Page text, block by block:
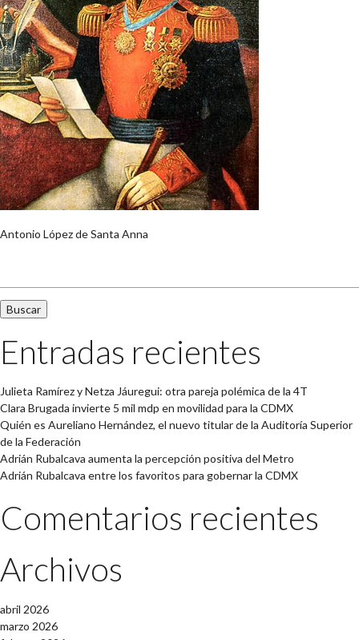
Antonio López de Santa Anna
Entradas recientes
Julieta Ramírez y Netza Jáuregui: otra pareja polémica de la 4T
Clara Brugada invierte 5 mil mdp en movilidad para la CDMX
Quién es Aureliano Hernández, el nuevo titular de la Auditoría Superior
de la Federación
Adrián Rubalcava aumenta la percepción positiva del Metro
Adrián Rubalcava entre los favoritos para gobernar la CDMX
Comentarios recientes
Archivos
abril 2026
marzo 2026